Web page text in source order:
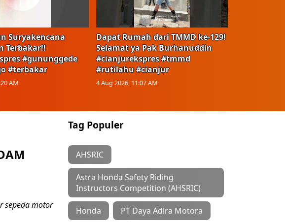
Suryakencana
Terbakar!!
#gununggede
#terbakar
AM
Dapat Rumah dari TMMD ke-129!
Selamat ya Pak Burhanuddin
#cianjurekspres #tmmd
#rutilahu #cianjur
4 Aug 2026, 11:07 AM
sepeda motor
Tag Populer
AHSRIC
Astra Honda Safety Riding
Instructors Competition (AHSRIC)
Honda PT Daya Adira Motora